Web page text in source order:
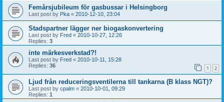
Femårsjubileum för gasbussar i Helsingborg
Last post by Pka « 2010-12-10, 23:04
Stadspartner lägger ner biogaskonvertering
Last post by Fred « 2010-10-27, 12:26
Replies: 3
inte märkesverkstad?!
Last post by Fred « 2010-10-11, 15:28
Replies: 36 1 2
Ljud från reduceringsventilerna till tankarna (B klass NGT)?
Last post by cpalm « 2010-10-01, 09:29
Replies: 1